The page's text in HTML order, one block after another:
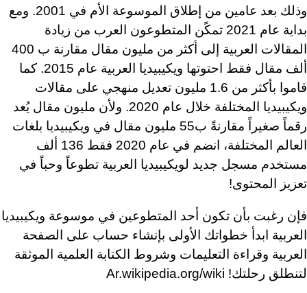
وذلك بعد عامين من إطلاق الموسوعة الأم في 2001. ومع
بداية عام 2021 تمكًن المتطوعون العرب من زيادة
المقالات العربية إلى أكثر من مليون مقال مقارنة ب 400
ألف مقال فقط احتوتها ويكيبيديا العربية عام 2015. كما
قاموا بأكثر من 1.6 مليون تعديل منهجي على مقالات
ويكيبيديا المختلفة خلال عام 2020. ولأن مليون مقال يُعد
رقماً صغيراً مقارنةً ب55 مليون مقال في ويكيبيديا بلغات
العالم المختلفة، انضم في عام 2020 فقط 136 ألف
مستخدم مسجل جديد لويكيبيديا العربية تطوعاً وحباً في
تعزيز المحتوى!
فإن رغبت بأن تكون أحد المتطوعين في موسوعة ويكيبيديا
العربية ابدأ خطواتك الأولى بإنشاء حساب على الصفحة
العربية وقراءة التعليمات وشروط الكتابة العلمية الموثقة
لتنطلق رحلتك! Ar.wikipedia.org/wiki